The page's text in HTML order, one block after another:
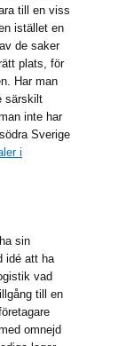
till en viss
istället en
de saker
plats, för
Har man
särskilt
inte har
Sverige
i
sin
idé att ha
vad
till en
omnejd